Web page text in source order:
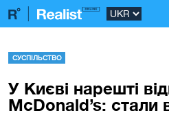
СУСПІЛЬСТВО
У Києві нарешті
McDonald’s: стали